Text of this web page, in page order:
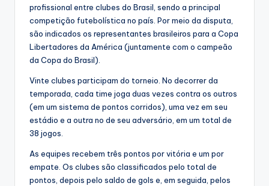
profissional entre clubes do Brasil, sendo a principal
competição futebolística no país. Por meio da disputa,
são indicados os representantes brasileiros para a Copa
Libertadores da América (juntamente com o campeão
da Copa do Brasil).
Vinte clubes participam do torneio. No decorrer da
temporada, cada time joga duas vezes contra os outros
(em um sistema de pontos corridos), uma vez em seu
estádio e a outra no de seu adversário, em um total de
38 jogos.
As equipes recebem três pontos por vitória e um por
empate. Os clubes são classificados pelo total de
pontos, depois pelo saldo de gols e, em seguida, pelos